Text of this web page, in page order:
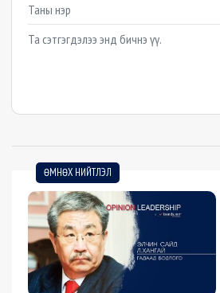
Example textarea
ӨМНӨХ НИЙТЛЭЛ